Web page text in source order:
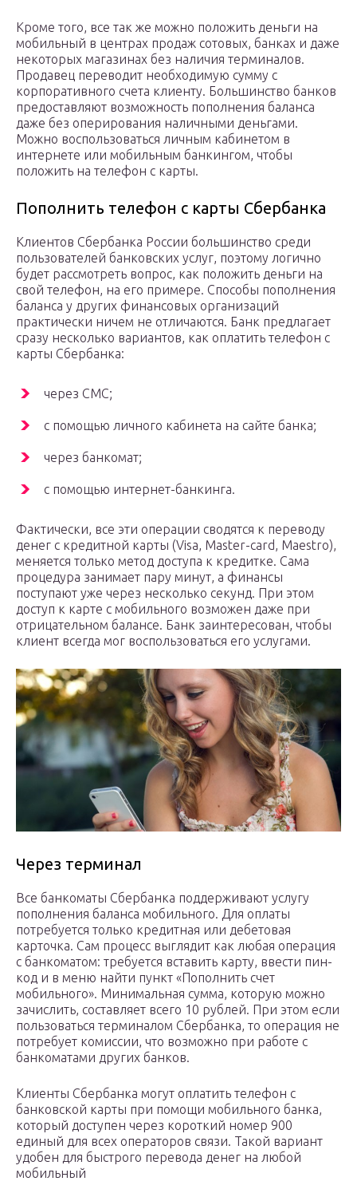
Кроме того, все так же можно положить деньги на
мобильный в центрах продаж сотовых, банках и даже
некоторых магазинах без наличия терминалов.
Продавец переводит необходимую сумму с
корпоративного счета клиенту. Большинство банков
предоставляют возможность пополнения баланса
даже без оперирования наличными деньгами.
Можно воспользоваться личным кабинетом в
интернете или мобильным банкингом, чтобы
положить на телефон с карты.
Пополнить телефон с карты Сбербанка
Клиентов Сбербанка России большинство среди
пользователей банковских услуг, поэтому логично
будет рассмотреть вопрос, как положить деньги на
свой телефон, на его примере. Способы пополнения
баланса у других финансовых организаций
практически ничем не отличаются. Банк предлагает
сразу несколько вариантов, как оплатить телефон с
карты Сбербанка:
через СМС;
с помощью личного кабинета на сайте банка;
через банкомат;
с помощью интернет-банкинга.
Фактически, все эти операции сводятся к переводу
денег с кредитной карты (Visa, Master-card, Maestro),
меняется только метод доступа к кредитке. Сама
процедура занимает пару минут, а финансы
поступают уже через несколько секунд. При этом
доступ к карте с мобильного возможен даже при
отрицательном балансе. Банк заинтересован, чтобы
клиент всегда мог воспользоваться его услугами.
Через терминал
Все банкоматы Сбербанка поддерживают услугу
пополнения баланса мобильного. Для оплаты
потребуется только кредитная или дебетовая
карточка. Сам процесс выглядит как любая операция
с банкоматом: требуется вставить карту, ввести пин-
код и в меню найти пункт «Пополнить счет
мобильного». Минимальная сумма, которую можно
зачислить, составляет всего 10 рублей. При этом если
пользоваться терминалом Сбербанка, то операция не
потребует комиссии, что возможно при работе с
банкоматами других банков.
Клиенты Сбербанка могут оплатить телефон с
банковской карты при помощи мобильного банка,
который доступен через короткий номер 900
единый для всех операторов связи. Такой вариант
удобен для быстрого перевода денег на любой
мобильный